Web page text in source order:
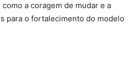
a coragem de mudar e a
para o fortalecimento do modelo